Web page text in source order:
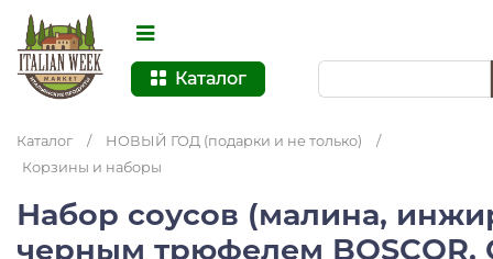
Каталог
Каталог / НОВЫЙ ГОД (подарки и не только)
/
Корзины и наборы
Набор соусов (малина,
черным трюфелем BOSCOR,